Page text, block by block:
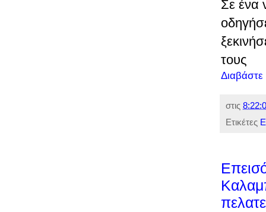
Σε ένα
τους
στις
Ετικέτες